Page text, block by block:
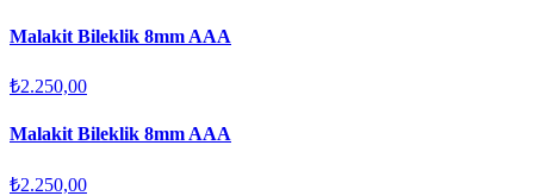
Malakit Bileklik 8mm AAA
₺2.250,00
Malakit Bileklik 8mm AAA
₺2.250,00